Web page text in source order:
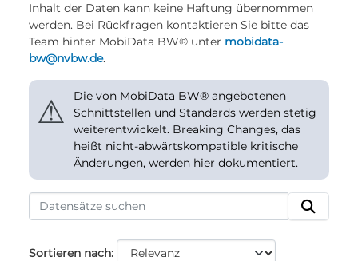
Inhalt der Daten kann keine Haftung übernommen
werden. Bei Rückfragen kontaktieren Sie bitte das
Team hinter MobiData BW® unter mobidata-
bw@nvbw.de.
⚠
Die von MobiData BW® angebotenen
Schnittstellen und Standards werden stetig
weiterentwickelt. Breaking Changes, das
heißt nicht-abwärtskompatible kritische
Änderungen, werden hier dokumentiert.
Sortieren nach